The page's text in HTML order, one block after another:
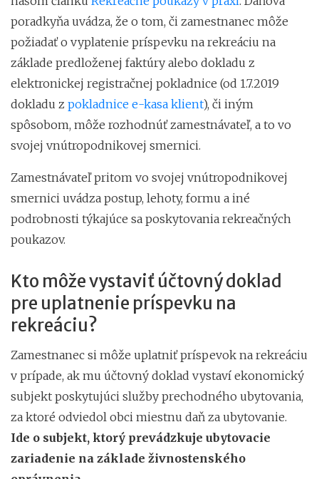
poradkyňa uvádza, že o tom, či zamestnanec môže
požiadať o vyplatenie príspevku na rekreáciu na
základe predloženej faktúry alebo dokladu z
elektronickej registračnej pokladnice (od 1.7.2019
dokladu z pokladnice e-kasa klient), či iným
spôsobom, môže rozhodnúť zamestnávateľ, a to vo
svojej vnútropodnikovej smernici.
Zamestnávateľ pritom vo svojej vnútropodnikovej
smernici uvádza postup, lehoty, formu a iné
podrobnosti týkajúce sa poskytovania rekreačných
poukazov.
Kto môže vystaviť účtovný doklad
pre uplatnenie príspevku na
rekreáciu?
Zamestnanec si môže uplatniť príspevok na rekreáciu
v prípade, ak mu účtovný doklad vystaví ekonomický
subjekt poskytujúci služby prechodného ubytovania,
za ktoré odviedol obci miestnu daň za ubytovanie.
Ide o subjekt, ktorý prevádzkuje ubytovacie
zariadenie na základe živnostenského